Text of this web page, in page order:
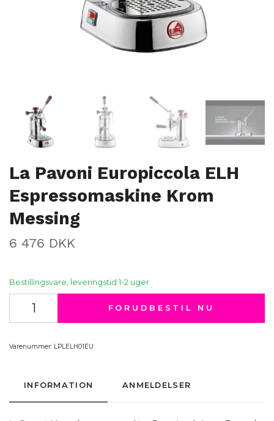
La Pavoni Europiccola ELH
Espressomaskine Krom
Messing
6 476 DKK
Bestillingsvare, leveringstid 1-2 uger
FORUDBESTIL NU
Varenummer: LPLELH01EU
INFORMATION ANMELDELSER